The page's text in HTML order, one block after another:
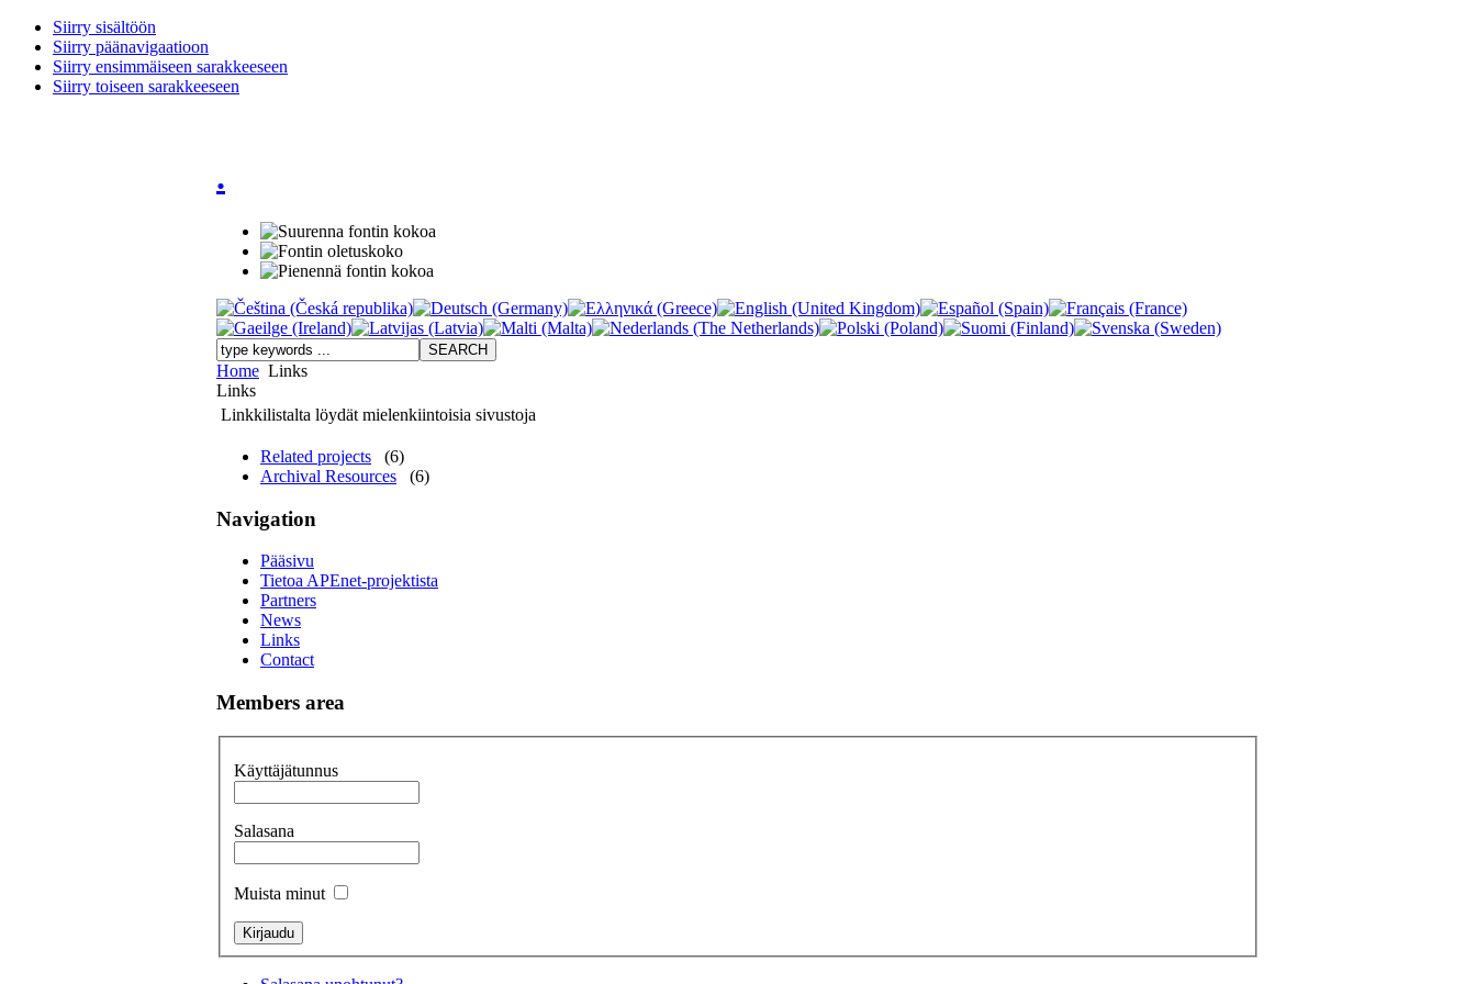
Siirry sisältöön
Siirry päänavigaatioon
Siirry ensimmäiseen sarakkeeseen
Siirry toiseen sarakkeeseen
.
Home Links
Links
Linkkilistalta löydät mielenkiintoisia sivustoja
Related projects
(6)
Archival Resources
(6)
Navigation
Pääsivu
Tietoa APEnet-projektista
Partners
News
Links
Contact
Members area
Käyttäjätunnus
Salasana
Muista minut